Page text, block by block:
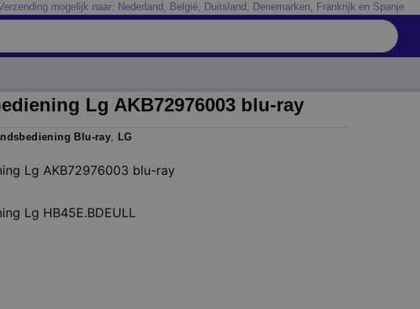
mogelijk naar: Nederland, Belgié, Duitsland, Denemarken, Frankrijk en Spanje
Lg AKB72976003 blu-ray
Blu-ray, LG
Lg AKB72976003 blu-ray
Lg HB45E.BDEULL